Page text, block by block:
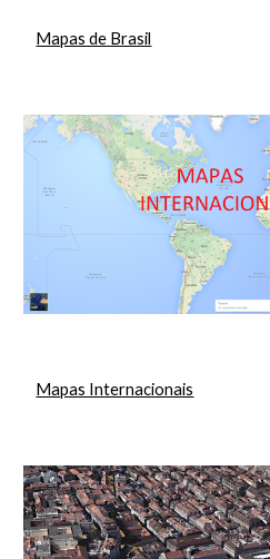
Mapas de Brasil
Mapas Internacionais